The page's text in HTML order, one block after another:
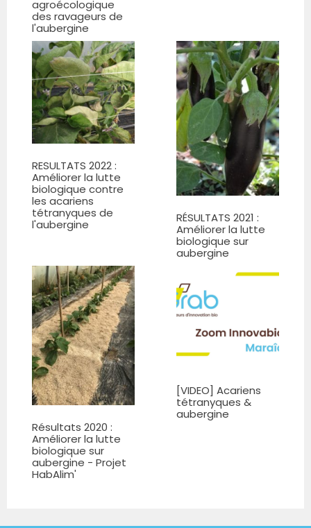
agroécologique
des ravageurs de
l'aubergine
RESULTATS 2022 :
Améliorer la lutte
biologique contre
les acariens
tétranyques de
l'aubergine
RÉSULTATS 2021 :
Améliorer la lutte
biologique sur
aubergine
Résultats 2020 :
Améliorer la lutte
biologique sur
aubergine - Projet
HabAlim'
[VIDEO] Acariens
tétranyques &
aubergine